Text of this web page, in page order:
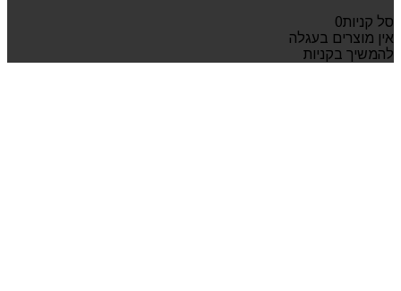
סל קניות0
אין מוצרים בעגלה
להמשיך בקניות